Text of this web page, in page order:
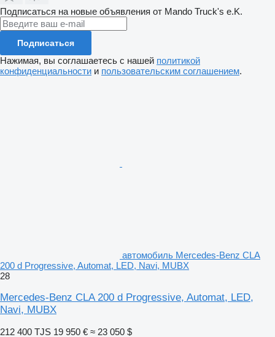
Подписаться на новые объявления от Mando Truck's e.K.
Подписаться
Нажимая, вы соглашаетесь с нашей политикой
конфиденциальности и пользовательским соглашением.
автомобиль Mercedes-Benz CLA
200 d Progressive, Automat, LED, Navi, MUBX
28
Mercedes-Benz CLA 200 d Progressive, Automat, LED,
Navi, MUBX
212 400 TJS 19 950 € ≈ 23 050 $